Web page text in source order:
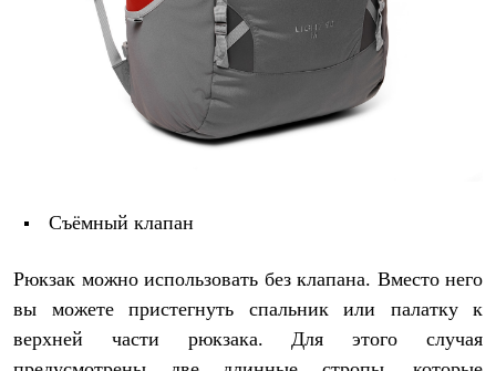
Съёмный клапан
Рюкзак можно использовать без клапана. Вместо него
вы можете пристегнуть спальник или палатку к
верхней части рюкзака. Для этого случая